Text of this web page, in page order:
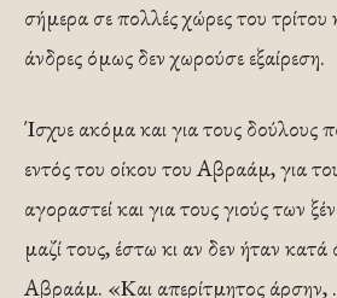
σήμερα σε πολλές χώρες του
άνδρες όμως δεν χωρούσε εξαίρεση.
Ίσχυε ακόμα και για τους δούλους
εντός του οίκου του Αβραάμ, για
αγοραστεί και για τους γιούς των
μαζί τους, έστω κι αν δεν ήταν
Αβραάμ. «Και απερίτμητος άρσην,